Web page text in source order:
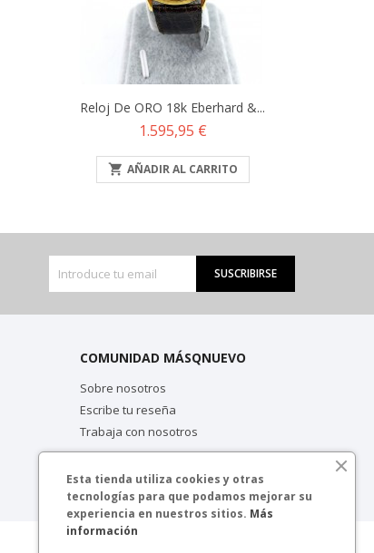
Reloj De ORO 18k Eberhard &...
Precio
1.595,95 €
 AÑADIR AL CARRITO
SUSCRIBIRSE
COMUNIDAD MÁSQNUEVO
Sobre nosotros
Escribe tu reseña
Trabaja con nosotros
Esta tienda utiliza cookies y otras
tecnologías para que podamos mejorar su
experiencia en nuestros sitios. Más
información